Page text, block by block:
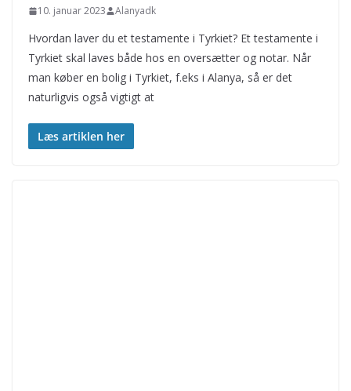
10. januar 2023 Alanyadk
Hvordan laver du et testamente i Tyrkiet? Et testamente i
Tyrkiet skal laves både hos en oversætter og notar. Når
man køber en bolig i Tyrkiet, f.eks i Alanya, så er det
naturligvis også vigtigt at
Læs artiklen her